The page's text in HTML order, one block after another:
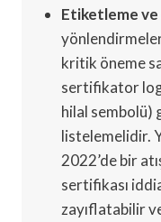
Etiketleme
kritik öneme
sertifikator
hilal sembolü)
listelemelidir.
2022’de bir
sertifikası
zayıflatabilir